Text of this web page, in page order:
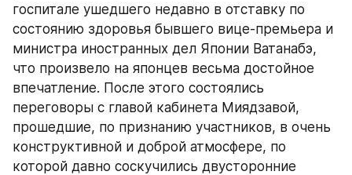
госпитале ушедшего недавно в отставку по
состоянию здоровья бывшего вице-премьера и
министра иностранных дел Японии Ватанабэ,
что произвело на японцев весьма достойное
впечатление. После этого состоялись
переговоры с главой кабинета Миядзавой,
прошедшие, по признанию участников, в очень
конструктивной и доброй атмосфере, по
которой давно соскучились двусторонние